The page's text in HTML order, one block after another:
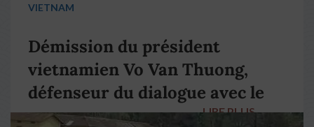
VIETNAM
Démission du président
vietnamien Vo Van Thuong,
défenseur du dialogue avec le
pape François
LIRE PLUS →